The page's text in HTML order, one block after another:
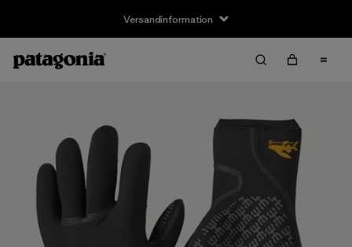
Versandinformation